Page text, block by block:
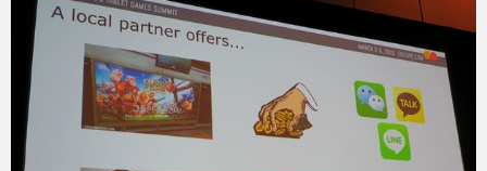
連載
イベント/セミナー
eスポーツ